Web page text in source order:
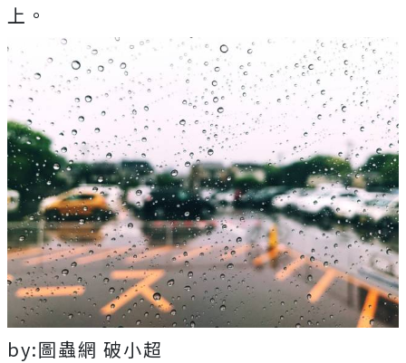
上。
by:圖蟲網 破小超